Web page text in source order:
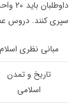
سپری کنند. دروس
مبانی نظری اسلام
تاریخ و تمدن
اسلامی